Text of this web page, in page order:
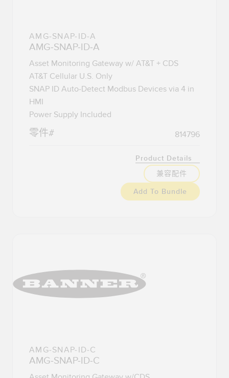
AMG-SNAP-ID-A
AMG-SNAP-ID-A
Asset Monitoring Gateway w/ AT&T + CDS
AT&T Cellular U.S. Only
SNAP ID Auto-Detect Modbus Devices via 4 in
HMI
Power Supply Included
零件# 814796
Product Details
兼容配件
Add To Bundle
AMG-SNAP-ID-C
AMG-SNAP-ID-C